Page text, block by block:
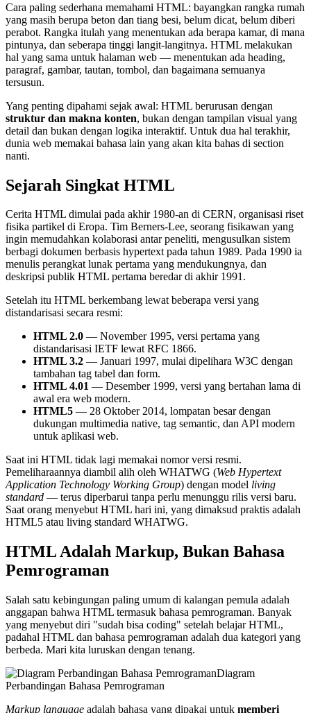
Cara paling sederhana memahami HTML: bayangkan rangka rumah
yang masih berupa beton dan tiang besi, belum dicat, belum diberi
perabot. Rangka itulah yang menentukan ada berapa kamar, di mana
pintunya, dan seberapa tinggi langit-langitnya. HTML melakukan
hal yang sama untuk halaman web — menentukan ada heading,
paragraf, gambar, tautan, tombol, dan bagaimana semuanya
tersusun.
Yang penting dipahami sejak awal: HTML berurusan dengan
struktur dan makna konten, bukan dengan tampilan visual yang
detail dan bukan dengan logika interaktif. Untuk dua hal terakhir,
dunia web memakai bahasa lain yang akan kita bahas di section
nanti.
Sejarah Singkat HTML
Cerita HTML dimulai pada akhir 1980-an di CERN, organisasi riset
fisika partikel di Eropa. Tim Berners-Lee, seorang fisikawan yang
ingin memudahkan kolaborasi antar peneliti, mengusulkan sistem
berbagi dokumen berbasis hypertext pada tahun 1989. Pada 1990 ia
menulis perangkat lunak pertama yang mendukungnya, dan
deskripsi publik HTML pertama beredar di akhir 1991.
Setelah itu HTML berkembang lewat beberapa versi yang
distandarisasi secara resmi:
HTML 2.0 — November 1995, versi pertama yang
distandarisasi IETF lewat RFC 1866.
HTML 3.2 — Januari 1997, mulai dipelihara W3C dengan
tambahan tag tabel dan form.
HTML 4.01 — Desember 1999, versi yang bertahan lama di
awal era web modern.
HTML5 — 28 Oktober 2014, lompatan besar dengan
dukungan multimedia native, tag semantic, dan API modern
untuk aplikasi web.
Saat ini HTML tidak lagi memakai nomor versi resmi.
Pemeliharaannya diambil alih oleh WHATWG (Web Hypertext
Application Technology Working Group) dengan model living
standard — terus diperbarui tanpa perlu menunggu rilis versi baru.
Saat orang menyebut HTML hari ini, yang dimaksud praktis adalah
HTML5 atau living standard WHATWG.
HTML Adalah Markup, Bukan Bahasa
Pemrograman
Salah satu kebingungan paling umum di kalangan pemula adalah
anggapan bahwa HTML termasuk bahasa pemrograman. Banyak
yang menyebut diri "sudah bisa coding" setelah belajar HTML,
padahal HTML dan bahasa pemrograman adalah dua kategori yang
berbeda. Mari kita luruskan dengan tenang.
Diagram
Perbandingan Bahasa Pemrograman
Markup language adalah bahasa yang dipakai untuk memberi